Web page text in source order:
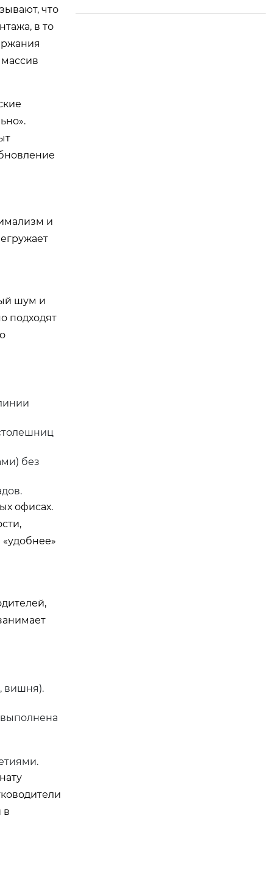
что
в то
и
шум и
подходят
без
офисах.
вишня).
в
лка — новое направ